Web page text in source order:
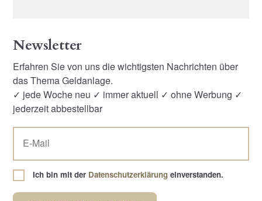
Newsletter
Erfahren Sie von uns die wichtigsten Nachrichten über
das Thema Geldanlage.
✓ jede Woche neu ✓ immer aktuell ✓ ohne Werbung ✓
jederzeit abbestellbar
Ich bin mit der Datenschutzerklärung einverstanden.